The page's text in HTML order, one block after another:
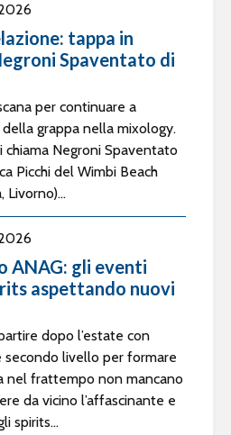
tappa in
Spaventato di
per continuare a
grappa nella mixology.
chiama Negroni Spaventato
Picchi del Wimbi Beach
Livorno)...
ANAG: gli eventi
aspettando nuovi
dopo l’estate con
secondo livello per formare
nel frattempo non mancano
da vicino l’affascinante e
spirits...